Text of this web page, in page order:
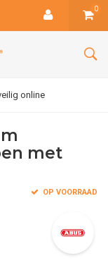
0
online
met
OP VOORRAAD